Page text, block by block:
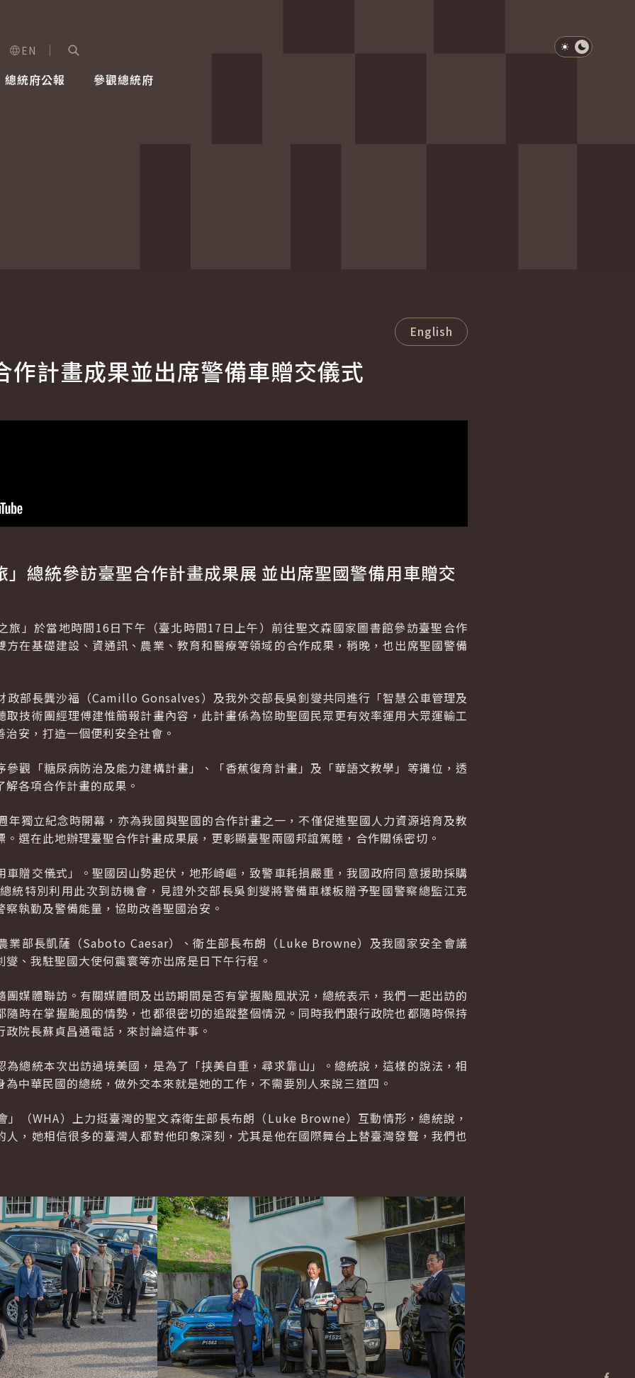
級選單
EN
總統府公報 參觀總統府
淺色模式
深色模式
English
作計畫成果並出席警備車贈交儀式
」總統參訪臺聖合作計畫成果展 並出席聖國警備用車贈交
旅」於當地時間16日下午（臺北時間17日上午）前往聖文森國家圖書館參訪臺聖合作
方在基礎建設、資通訊、農業、教育和醫療等領域的合作成果，稍晚，也出席聖國警備
政部長龔沙福（Camillo Gonsalves）及我外交部長吳釗燮共同進行「智慧公車管理及
取技術團經理傅建惟簡報計畫內容，此計畫係為協助聖國民眾更有效率運用大眾運輸工
安，打造一個便利安全社會。
參觀「糖尿病防治及能力建構計畫」、「香蕉復育計畫」及「華語文教學」等攤位，透
各項合作計畫的成果。
年獨立紀念時開幕，亦為我國與聖國的合作計畫之一，不僅促進聖國人力資源培育及教
選在此地辦理臺聖合作計畫成果展，更彰顯臺聖兩國邦誼篤睦，合作關係密切。
車贈交儀式」。聖國因山勢起伏，地形崎嶇，致警車耗損嚴重，我國政府同意援助採購
統特別利用此次到訪機會，見證外交部長吳釗燮將警備車樣板贈予聖國警察總監江克
執勤及警備能量，協助改善聖國治安。
業部長凱薩（Saboto Caesar）、衛生部長布朗（Luke Browne）及我國家安全會議
、我駐聖國大使何震寰等亦出席是日下午行程。
團媒體聯訪。有關媒體問及出訪期間是否有掌握颱風狀況，總統表示，我們一起出訪的
隨時在掌握颱風的情勢，也都很密切的追蹤整個情況。同時我們跟行政院也都隨時保持
院長蘇貞昌通電話，來討論這件事。
為總統本次出訪過境美國，是為了「挟美自重，尋求靠山」。總統說，這樣的說法，相
中華民國的總統，做外交本來就是她的工作，不需要別人來說三道四。
」（WHA）上力挺臺灣的聖文森衛生部長布朗（Luke Browne）互動情形，總統說，
人，她相信很多的臺灣人都對他印象深刻，尤其是他在國際舞台上替臺灣發聲，我們也